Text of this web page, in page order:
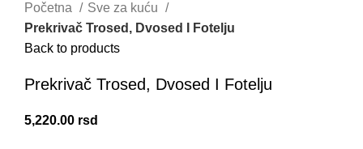
Početna
Sve za kuću
Prekrivač Trosed, Dvosed I Fotelju
Back to products
Prekrivač Trosed, Dvosed I Fotelju
5,220.00 rsd